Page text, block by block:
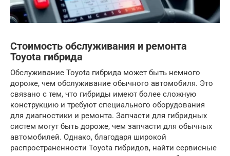
Стоимость обслуживания и ремонта
Toyota гибрида
Обслуживание Toyota гибрида может быть немного
дороже, чем обслуживание обычного автомобиля. Это
связано с тем, что гибриды имеют более сложную
конструкцию и требуют специального оборудования
для диагностики и ремонта. Запчасти для гибридных
систем могут быть дороже, чем запчасти для обычных
автомобилей. Однако, благодаря широкой
распространенности Toyota гибридов, найти сервисные